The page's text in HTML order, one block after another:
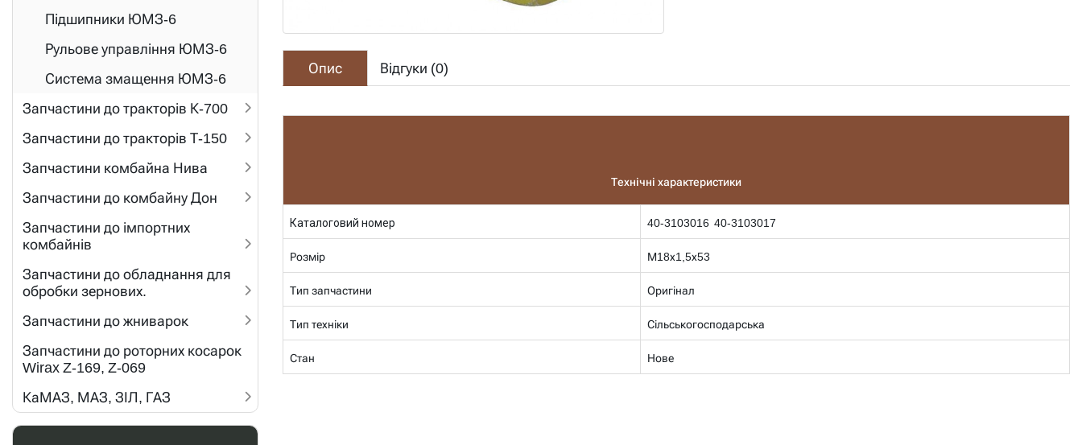
Підшипники ЮМЗ-6
Рульове управління ЮМЗ-6
Система змащення ЮМЗ-6
Запчастини до тракторів К-700
Запчастини до тракторів Т-150
Запчастини комбайна Нива
Запчастини до комбайну Дон
Запчастини до імпортних
комбайнів
Запчастини до обладнання для
обробки зернових.
Запчастини до жниварок
Запчастини до роторних косарок
Wirax Z-169, Z-069
КаМАЗ, МАЗ, ЗІЛ, ГАЗ
Опис Відгуки (0)
Технічні характеристики
Каталоговий номер 40-3103016 40-3103017
Розмір М18х1,5х53
Тип запчастини Оригінал
Тип техніки Сільськогосподарська
Стан Нове